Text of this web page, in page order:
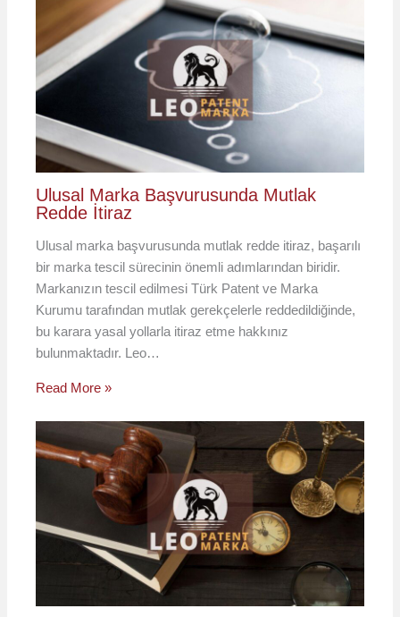
Ulusal Marka Başvurusunda Mutlak
Redde İtiraz
Ulusal marka başvurusunda mutlak redde itiraz, başarılı
bir marka tescil sürecinin önemli adımlarından biridir.
Markanızın tescil edilmesi Türk Patent ve Marka
Kurumu tarafından mutlak gerekçelerle reddedildiğinde,
bu karara yasal yollarla itiraz etme hakkınız
bulunmaktadır. Leo…
Read More »